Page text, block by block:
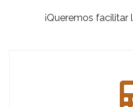
¡Queremos facilitar